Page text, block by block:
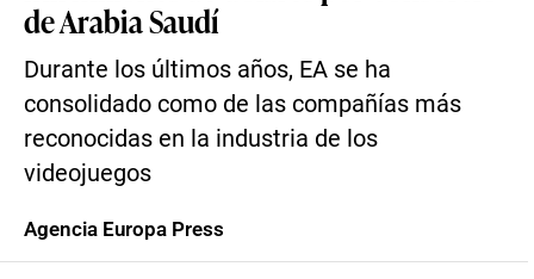
de Arabia Saudí
Durante los últimos años, EA se ha
consolidado como de las compañías más
reconocidas en la industria de los
videojuegos
Agencia Europa Press